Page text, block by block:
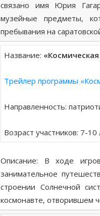
связано имя Юрия
музейные предметы,
пребывания на
Название:
Трейлер программы
Направленность:
Возраст участников: 7-10
Описание: В ходе
занимательное
строении Солнечной
космонавте, отворившем